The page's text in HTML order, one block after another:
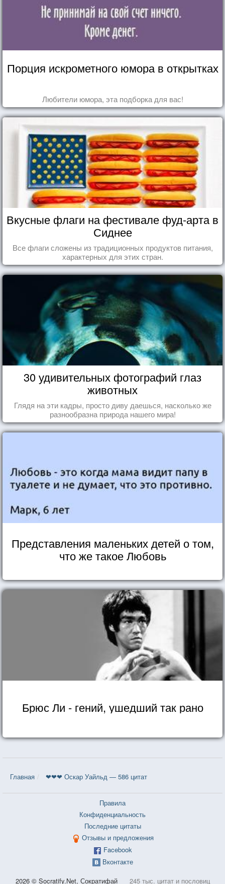
Порция искрометного юмора в открытках
Любители юмора, эта подборка для вас!
Вкусные флаги на фестивале фуд-арта в
Сиднее
Все флаги сложены из традиционных продуктов питания,
характерных для этих стран.
30 удивительных фотографий глаз
животных
Глядя на эти кадры, просто диву даешься, насколько же
разнообразна природа нашего мира!
Представления маленьких детей о том,
что же такое Любовь
Брюс Ли - гений, ушедший так рано
Главная ❤❤❤ Оскар Уайльд — 586 цитат
Правила
Конфиденциальность
Последние цитаты
Отзывы и предложения
Facebook
Вконтакте
2026 © Socratify.Net, Сократифай 245 тыс. цитат и пословиц